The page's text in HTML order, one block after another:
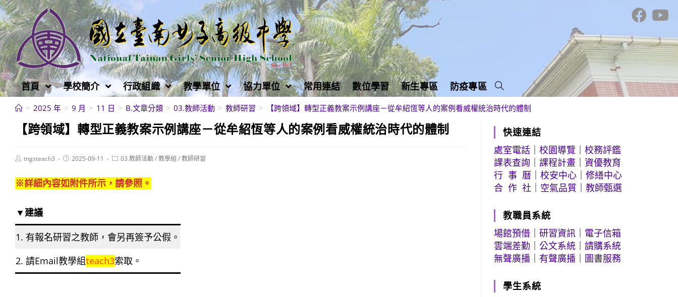
跳
轉
至
主
要
內
容
首頁 學校簡介 行政組織 教學單位 協力單位 常用連結 數位學習 新生專區 防疫專區
> 2025 年 > 9 月 > 11 日 > B.文章分類 > 03.教師活動 > 教師研習 > 【跨領域】轉型正義教案示例講座－從牟紹恆等人的案例看威權統治時代的體制
【跨領域】轉型正義教案示例講座－從牟紹恆等人的案例看威權統治時代的體制
Posttngsteach3
Post2025-09-11
Post03.教師活動/教學組 /教師研習
※詳細內容如附件所示，請參照。
▼建議
1. 有報名研習之教師，會另再簽予公假。
2. 請Email教學組teach3索取。
快速連結
處室電話 ｜校園導覽 ｜校務評鑑
課表查詢 ｜課程計畫 ｜資優教育
行 事 曆 ｜校安中心 ｜修繕中心
合 作 社
空氣品質 ｜教師甄選
教職員系統
場館預借 ｜研習資訊
電子信箱
雲端差勤 ｜公文系統 ｜請購系統
無聲廣播
有聲廣播 圖書服務
學生系統